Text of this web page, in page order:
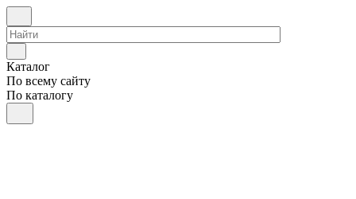
Каталог
По всему сайту
По каталогу